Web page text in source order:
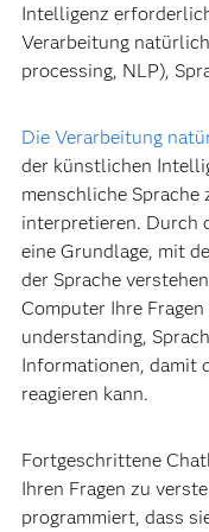
Intelligenz
Verarbeitung
processing, NLP),
Die Verarbeitung
der künstlichen
menschliche Sprache
interpretieren. Durch
eine Grundlage, mit
der Sprache
Computer Ihre
understanding,
Informationen, damit
reagieren kann.
Fortgeschrittene
Ihren Fragen zu
programmiert, dass